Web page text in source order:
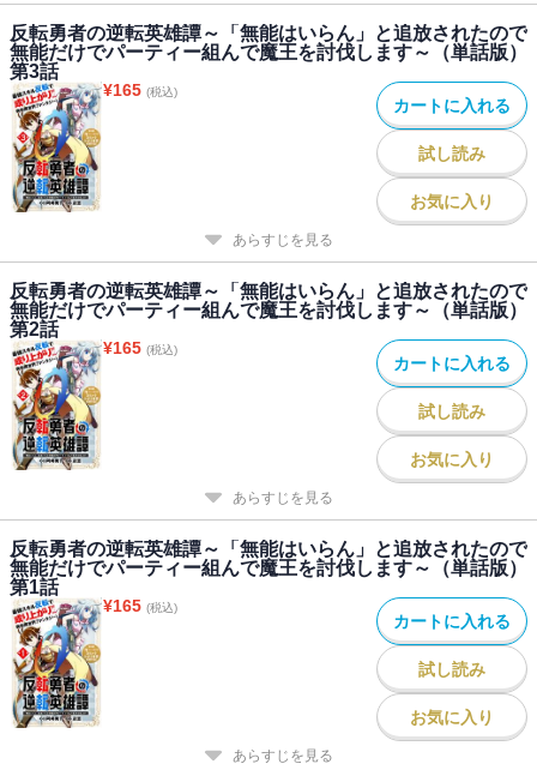
反転勇者の逆転英雄譚～「無能はいらん」と追放されたので
無能だけでパーティー組んで魔王を討伐します～（単話版）
第3話
¥165 (税込)
カートに入れる
試し読み
お気に入り
あらすじを見る
反転勇者の逆転英雄譚～「無能はいらん」と追放されたので
無能だけでパーティー組んで魔王を討伐します～（単話版）
第2話
¥165 (税込)
カートに入れる
試し読み
お気に入り
あらすじを見る
反転勇者の逆転英雄譚～「無能はいらん」と追放されたので
無能だけでパーティー組んで魔王を討伐します～（単話版）
第1話
¥165 (税込)
カートに入れる
試し読み
お気に入り
あらすじを見る